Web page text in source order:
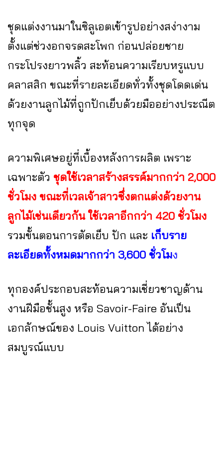
ชุดแต่งงานมาในซิลูเอตเข้ารูปอย่างสง่างาม
ตั้งแต่ช่วงอกจรดสะโพก ก่อนปล่อยชาย
กระโปรงยาวพลิ้ว สะท้อนความเรียบหรูแบบ
คลาสสิก ขณะที่รายละเอียดทั่วทั้งชุดโดดเด่น
ด้วยงานลูกไม้ที่ถูกปักเย็บด้วยมืออย่างประณีต
ทุกจุด
ความพิเศษอยู่ที่เบื้องหลังการผลิต เพราะ
เฉพาะตัว ชุดใช้เวลาสร้างสรรค์มากกว่า 2,000
ชั่วโมง ขณะที่เวลเจ้าสาวซึ่งตกแต่งด้วยงาน
ลูกไม้เช่นเดียวกัน ใช้เวลาอีกกว่า 420 ชั่วโมง
รวมขั้นตอนการตัดเย็บ ปัก และ เก็บราย
ละเอียดทั้งหมดมากกว่า 3,600 ชั่วโมง
ทุกองค์ประกอบสะท้อนความเชี่ยวชาญด้าน
งานฝีมือชั้นสูง หรือ Savoir-Faire อันเป็น
เอกลักษณ์ของ Louis Vuitton ได้อย่าง
สมบูรณ์แบบ